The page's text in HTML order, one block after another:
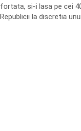
fortata, si-i lasa pe cei
Republicii la discretia